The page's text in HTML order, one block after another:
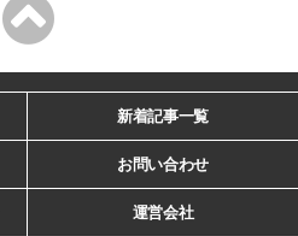
新着記事一覧
お問い合わせ
運営会社